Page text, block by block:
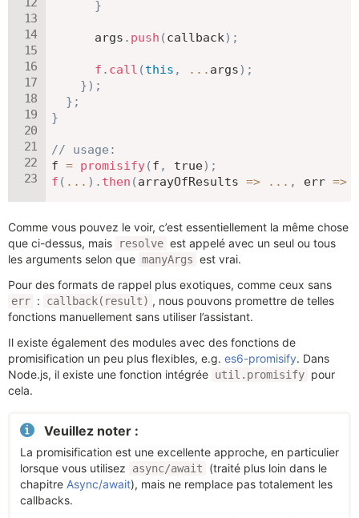
}
      args
. push (callback) ;
f . call (this , ... args) ;
}) ;
} ;
}
// usage:
f = promisify(f , true) ;
f ( ... ) . then (arrayOfResults => ... , err =>
Comme vous pouvez le voir, c’est essentiellement la même chose
que ci-dessus, mais
resolve est appelé avec un seul ou tous
les arguments selon que manyArgs est vrai.
Pour des formats de rappel plus exotiques, comme ceux sans
err : callback(result) , nous pouvons promettre de telles
fonctions manuellement sans utiliser l’assistant.
Il existe également des modules avec des fonctions de
promisification un peu plus flexibles, e.g. es6-promisify. Dans
Node.js, il existe une fonction intégrée util.promisify pour
cela.
Veuillez noter :
La promisification est une excellente approche, en particulier
lorsque vous utilisez
async/await
(traité plus loin dans le
chapitre Async/await), mais ne remplace pas totalement les
callbacks.